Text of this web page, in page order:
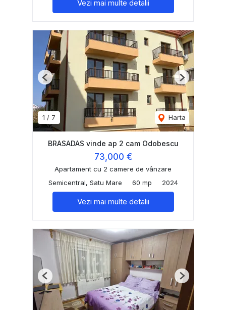
Vezi mai multe detalii
1 / 7 Harta
Previous Next
BRASADAS vinde ap 2 cam Odobescu
73,000 €
Apartament cu 2 camere de vânzare
Semicentral, Satu Mare
60 mp 2024
Vezi mai multe detalii
Previous Next